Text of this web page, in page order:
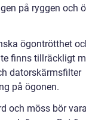
på ryggen och
ögontrötthet
finns tillräckligt
datorskärmsfilter
på ögonen.
och möss bör